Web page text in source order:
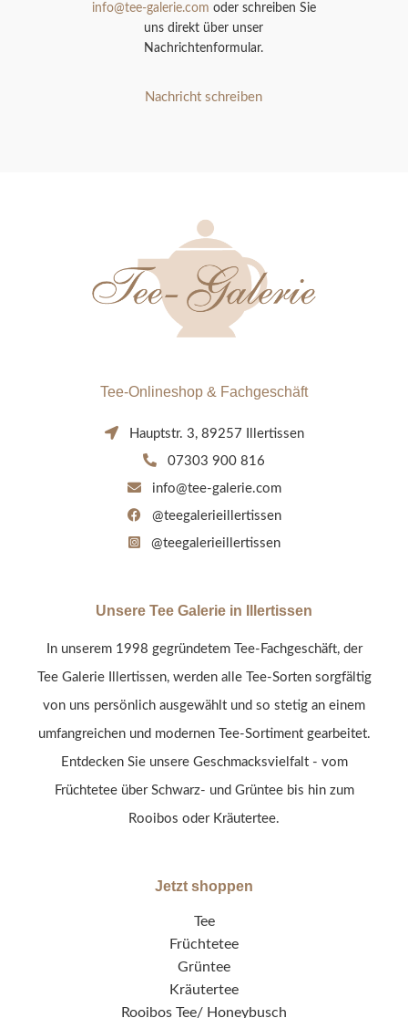
info@tee-galerie.com oder schreiben Sie
uns direkt über unser
Nachrichtenformular.
Nachricht schreiben
Tee-Onlineshop & Fachgeschäft
Hauptstr. 3, 89257 Illertissen
07303 900 816
info@tee-galerie.com
@teegalerieillertissen
@teegalerieillertissen
Unsere Tee Galerie in Illertissen
In unserem 1998 gegründetem Tee-Fachgeschäft, der
Tee Galerie Illertissen, werden alle Tee-Sorten sorgfältig
von uns persönlich ausgewählt und so stetig an einem
umfangreichen und modernen Tee-Sortiment gearbeitet.
Entdecken Sie unsere Geschmacksvielfalt - vom
Früchtetee über Schwarz- und Grüntee bis hin zum
Rooibos oder Kräutertee.
Jetzt shoppen
Tee
Früchtetee
Grüntee
Kräutertee
Rooibos Tee/ Honeybusch